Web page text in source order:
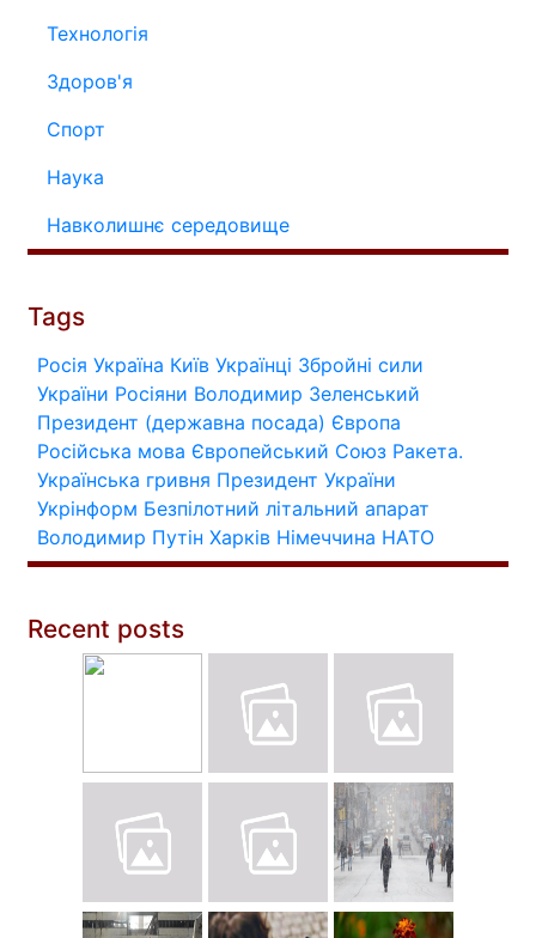
Технологія
Здоров'я
Спорт
Наука
Навколишнє середовище
Tags
Росія Україна Київ Українці Збройні сили
України Росіяни Володимир Зеленський
Президент (державна посада) Європа
Російська мова Європейський Союз Ракета.
Українська гривня Президент України
Укрінформ Безпілотний літальний апарат
Володимир Путін Харків Німеччина НАТО
Recent posts